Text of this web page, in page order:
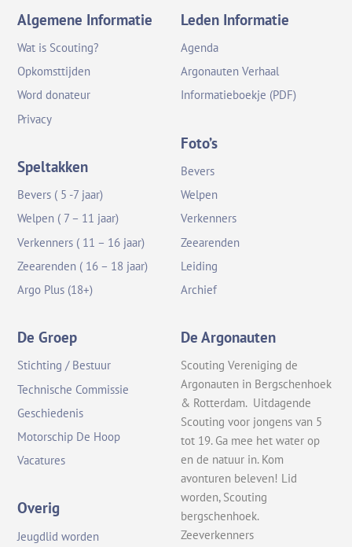
Algemene Informatie
Wat is Scouting?
Opkomsttijden
Word donateur
Privacy
Speltakken
Bevers ( 5 -7 jaar)
Welpen ( 7 – 11 jaar)
Verkenners ( 11 – 16 jaar)
Zeearenden ( 16 – 18 jaar)
Argo Plus (18+)
Leden Informatie
Agenda
Argonauten Verhaal
Informatieboekje (PDF)
Foto’s
Bevers
Welpen
Verkenners
Zeearenden
Leiding
Archief
De Groep
Stichting / Bestuur
Technische Commissie
Geschiedenis
Motorschip De Hoop
Vacatures
Overig
Jeugdlid worden
De Argonauten
Scouting Vereniging de
Argonauten in Bergschenhoek
& Rotterdam. Uitdagende
Scouting voor jongens van 5
tot 19. Ga mee het water op
en de natuur in. Kom
avonturen beleven! Lid
worden, Scouting
bergschenhoek.
Zeeverkenners